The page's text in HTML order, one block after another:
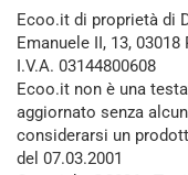
Ecoo.it di proprietà di
Emanuele II, 13,
I.V.A. 03144800608
Ecoo.it non è una
aggiornato senza
considerarsi un
del 07.03.2001